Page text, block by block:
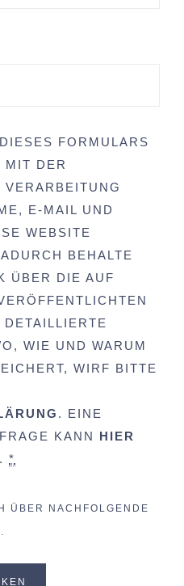
FORMULARS
MIT DER
E-MAIL UND
WEBSITE
BEHALTE
ÜBER DIE AUF
WIE UND WARUM
WIRF BITTE
. EINE
KANN HIER
*
ÜBER NACHFOLGENDE